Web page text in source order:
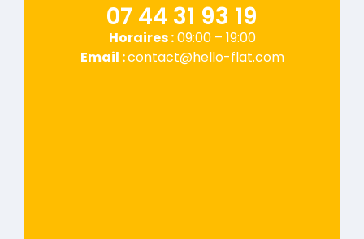
07 44 31 93 19
Horaires :09:00 – 19:00
Email :contact@hello-flat.com